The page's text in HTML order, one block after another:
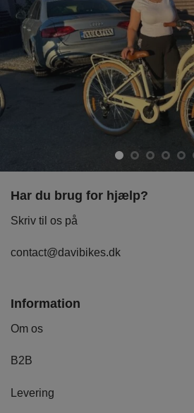
Har du brug for hjælp?
Skriv til os på
contact@davibikes.dk
Information
Om os
B2B
Levering